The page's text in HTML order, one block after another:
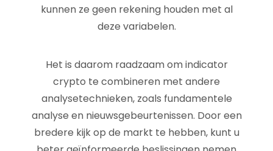
kunnen ze geen rekening houden met al
deze variabelen.
Het is daarom raadzaam om indicator
crypto te combineren met andere
analysetechnieken, zoals fundamentele
analyse en nieuwsgebeurtenissen. Door een
bredere kijk op de markt te hebben, kunt u